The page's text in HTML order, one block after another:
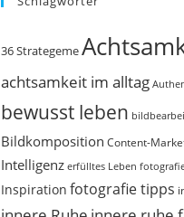
36 Strategeme
achtsamkeit im alltag
bewusst leben
Bildkomposition Content-
Intelligenz erfülltes Leben
Inspiration fotografie tipps